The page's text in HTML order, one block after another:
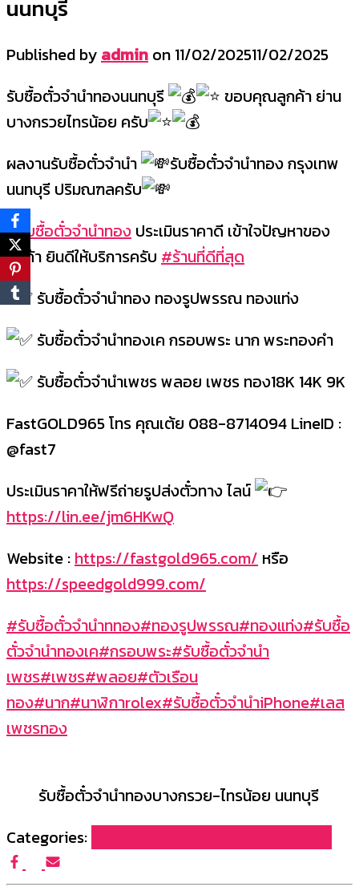
นนทบุรี
Published byadmin on 11/02/202511/02/2025
รับซื้อตั๋วจำนำทองนนทบุรี
ขอบคุณลูกค้า ย่าน
บางกรวยไทรน้อย ครับ
ผลงานรับซื้อตั๋วจำนำ
รับซื้อตั๋วจำนำทอง กรุงเทพ
นนทบุรี ปริมณฑลครับ
#รับซื้อตั๋วจำนำทอง ประเมินราคาดี เข้าใจปัญหาของ
ลูกค้า ยินดีให้บริการครับ #ร้านที่ดีที่สุด
รับซื้อตั๋วจำนำทอง ทองรูปพรรณ ทองแท่ง
รับซื้อตั๋วจำนำทองเค กรอบพระ นาก พระทองคำ
รับซื้อตั๋วจำนำเพชร พลอย เพชร ทอง18K 14K 9K
FastGOLD965 โทร คุณเต้ย 088-8714094 LineID :
@fast7
ประเมินราคาให้ฟรีถ่ายรูปส่งตั๋วทาง ไลน์
https://lin.ee/jm6HKwQ
Website :https://fastgold965.com/ หรือ
https://speedgold999.com/
#รับซื้อตั๋วจำนำททอง#ทองรูปพรรณ#ทองแท่ง#รับซื้อ
ตั๋วจำนำทองเค#กรอบพระ#รับซื้อตั๋วจำนำ
เพชร#เพชร#พลอย#ตัวเรือน
ทอง#นาก#นาฬิกาrolex#รับซื้อตั๋วจำนำiPhone#เลส
เพชรทอง
รับซื้อตั๋วจำนำทองบางกรวย-ไทรน้อย นนทบุรี
Categories: